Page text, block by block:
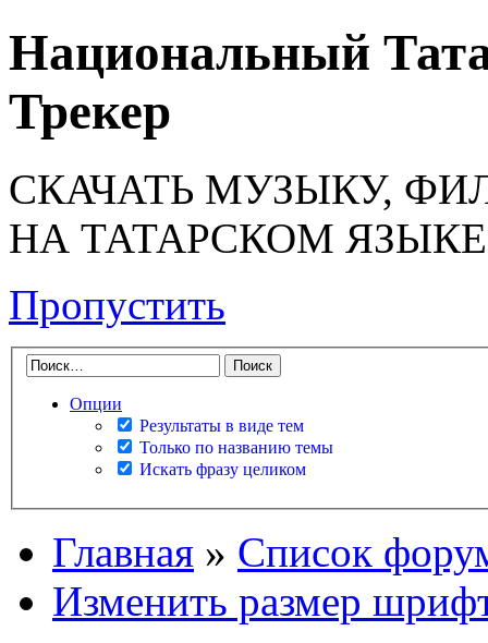
Национальный
Трекер
СКАЧАТЬ МУЗЫКУ,
НА ТАТАРСКОМ ЯЗЫКЕ
Пропустить
Опции
Результаты в виде тем
Только по названию темы
Искать фразу целиком
Главная » Список
Изменить размер